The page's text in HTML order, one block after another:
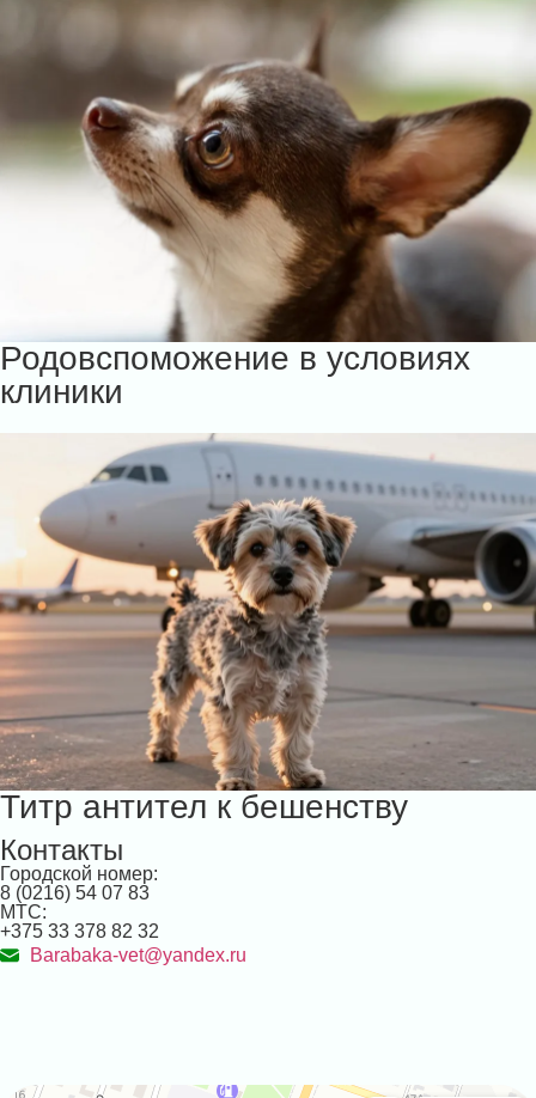
Родовспоможение в условиях
клиники
Титр антител к бешенству
Контакты
Городской номер:
8 (0216) 54 07 83
МТС:
+375 33 378 82 32
Barabaka-vet@yandex.ru